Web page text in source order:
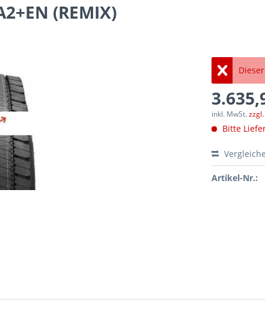
(REMIX)
inkl. MwSt.
Bitte
Artikel-Nr.: